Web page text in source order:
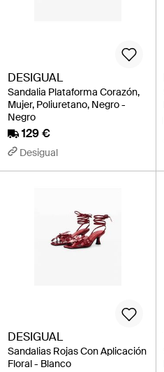
DESIGUAL
Sandalia Plataforma Corazón,
Mujer, Poliuretano, Negro -
Negro
129 €
Desigual
DESIGUAL
Sandalias Rojas Con Aplicación
Floral - Blanco